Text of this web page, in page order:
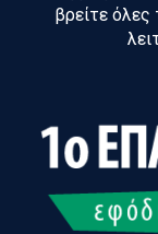
βρείτε όλες